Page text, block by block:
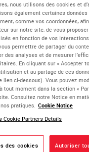
ASCP with the
Master’s degree was
in
certifications in
Change Studies and
earned her Doctoral
where she
scholar for her
and teams in
has coauthored over 30
posters.
nous utilisons des cookies et
également certaines données
comme vos coordonnées,
sur notre site, de vous
en fonction de vos
permettre de partager du
des analyses et de mesurer
En cliquant sur « Accepter
et au partage de ces
lien ci-dessous). Vous pouvez
tout moment dans la section «
Consultez notre Notice en
pratiques. Cookie Notice
Cookie Partners Details
des cookies Autoriser